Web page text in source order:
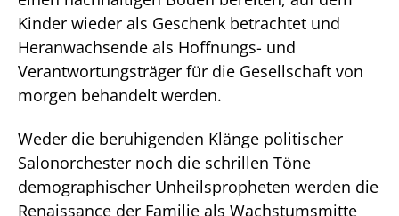
Kinder wieder als Geschenk betrachtet und
Heranwachsende als Hoffnungs- und
Verantwortungsträger für die Gesellschaft von
morgen behandelt werden.
Weder die beruhigenden Klänge politischer
Salonorchester noch die schrillen Töne
demographischer Unheilspropheten werden die
Renaissance der Familie als Wachstumsmitte